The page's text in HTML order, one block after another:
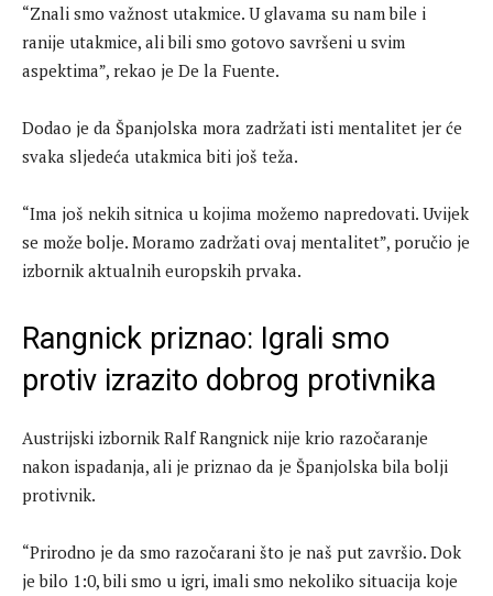
“Znali smo važnost utakmice. U glavama su nam bile i
ranije utakmice, ali bili smo gotovo savršeni u svim
aspektima”, rekao je De la Fuente.
Dodao je da Španjolska mora zadržati isti mentalitet jer će
svaka sljedeća utakmica biti još teža.
“Ima još nekih sitnica u kojima možemo napredovati. Uvijek
se može bolje. Moramo zadržati ovaj mentalitet”, poručio je
izbornik aktualnih europskih prvaka.
Rangnick priznao: Igrali smo
protiv izrazito dobrog protivnika
Austrijski izbornik Ralf Rangnick nije krio razočaranje
nakon ispadanja, ali je priznao da je Španjolska bila bolji
protivnik.
“Prirodno je da smo razočarani što je naš put završio. Dok
je bilo 1:0, bili smo u igri, imali smo nekoliko situacija koje